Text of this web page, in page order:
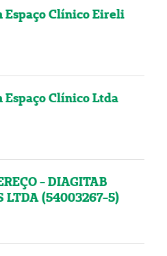
Espaço Clínico Eireli
Clínico Ltda
- DIAGITAB
LTDA (54003267-5)